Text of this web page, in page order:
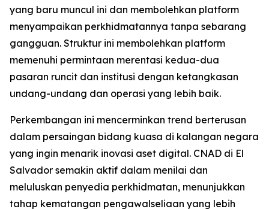
yang baru muncul ini dan membolehkan platform
menyampaikan perkhidmatannya tanpa sebarang
gangguan. Struktur ini membolehkan platform
memenuhi permintaan merentasi kedua-dua
pasaran runcit dan institusi dengan ketangkasan
undang-undang dan operasi yang lebih baik.
Perkembangan ini mencerminkan trend berterusan
dalam persaingan bidang kuasa di kalangan negara
yang ingin menarik inovasi aset digital. CNAD di El
Salvador semakin aktif dalam menilai dan
meluluskan penyedia perkhidmatan, menunjukkan
tahap kematangan pengawalseliaan yang lebih